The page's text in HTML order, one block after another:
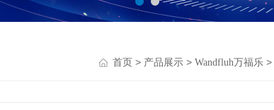
首页 > 产品展示 > Wandfluh万福乐 >